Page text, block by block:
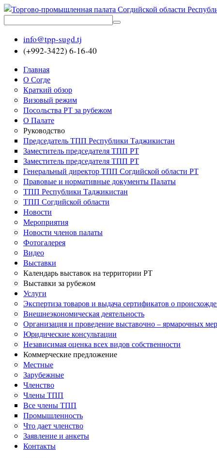
info@tpp-sugd.tj
(+992-3422) 6-16-40
Главная
О Согде
Краткий обзор
Визовый режим
Посольства РТ за рубежом
О Палате
Руководство
Председатель ТПП Республики Таджикистан
Заместитель председателя ТПП РТ
Заместитель председателя ТПП РТ
Генеральный директор ТПП Согдийской области РТ
Правовые и нормативные документы Палаты
ТПП Республики Таджикистан
ТПП Согдийской области
Новости
Мероприятия
Новости членов палаты
Фотогалерея
Видео
Выставки
Календарь выставок на территории РТ
Выставки за рубежом
Услуги
Экспертиза товаров и выдача сертификатов о
Внешнеэкономическая деятельность
Организация и проведение выставочно – ярмарочных
Юридические консультации
Независимая оценка всех видов собственности
Коммерческие предложение
Местные
Зарубежные
Членство
Члены ТПП
Все члены ТПП
Промышленность
Что дает членство
Заявление и анкеты
Контакты